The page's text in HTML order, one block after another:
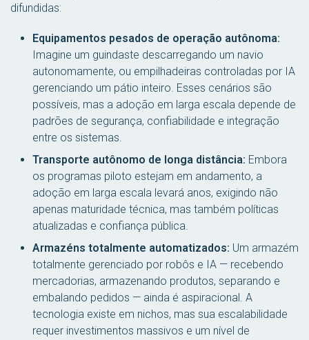
difundidas:
Equipamentos pesados de operação autônoma:
Imagine um guindaste descarregando um navio
autonomamente, ou empilhadeiras controladas por IA
gerenciando um pátio inteiro. Esses cenários são
possíveis, mas a adoção em larga escala depende de
padrões de segurança, confiabilidade e integração
entre os sistemas.
Transporte autônomo de longa distância: Embora
os programas piloto estejam em andamento, a
adoção em larga escala levará anos, exigindo não
apenas maturidade técnica, mas também políticas
atualizadas e confiança pública.
Armazéns totalmente automatizados: Um armazém
totalmente gerenciado por robôs e IA — recebendo
mercadorias, armazenando produtos, separando e
embalando pedidos — ainda é aspiracional. A
tecnologia existe em nichos, mas sua escalabilidade
requer investimentos massivos e um nível de